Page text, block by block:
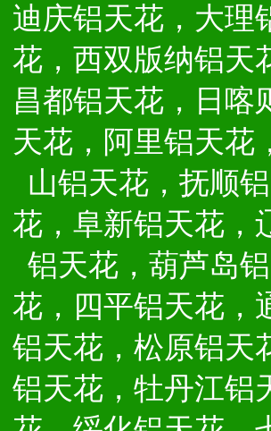
迪庆铝天花，大理
花，西双版纳铝天
昌都铝天花，日喀
天花，阿里铝天花
山铝天花，抚顺
花，阜新铝天花，
铝天花，葫芦岛
花，四平铝天花，
铝天花，松原铝天
铝天花，牡丹江铝